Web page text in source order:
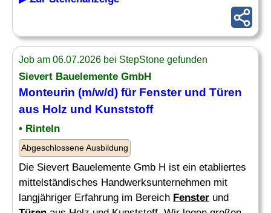
Job am 06.07.2026 bei StepStone gefunden
Sievert Bauelemente GmbH
Monteurin (m/w/d) für Fensterund Türen
aus Holz und Kunststoff
• Rinteln
Abgeschlossene Ausbildung
Die Sievert Bauelemente Gmb H ist ein etabliertes
mittelständisches Handwerksunternehmen mit
langjähriger Erfahrung im Bereich Fenster und